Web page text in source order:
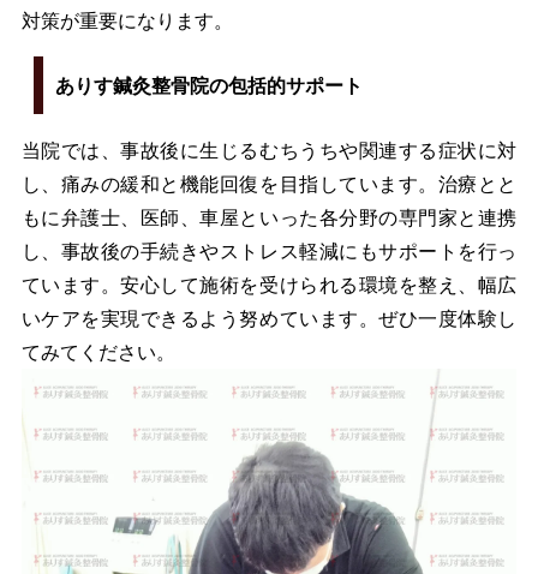
対策が重要になります。
ありす鍼灸整骨院の包括的サポート
当院では、事故後に生じるむちうちや関連する症状に対
し、痛みの緩和と機能回復を目指しています。治療とと
もに弁護士、医師、車屋といった各分野の専門家と連携
し、事故後の手続きやストレス軽減にもサポートを行っ
ています。安心して施術を受けられる環境を整え、幅広
いケアを実現できるよう努めています。ぜひ一度体験し
てみてください。